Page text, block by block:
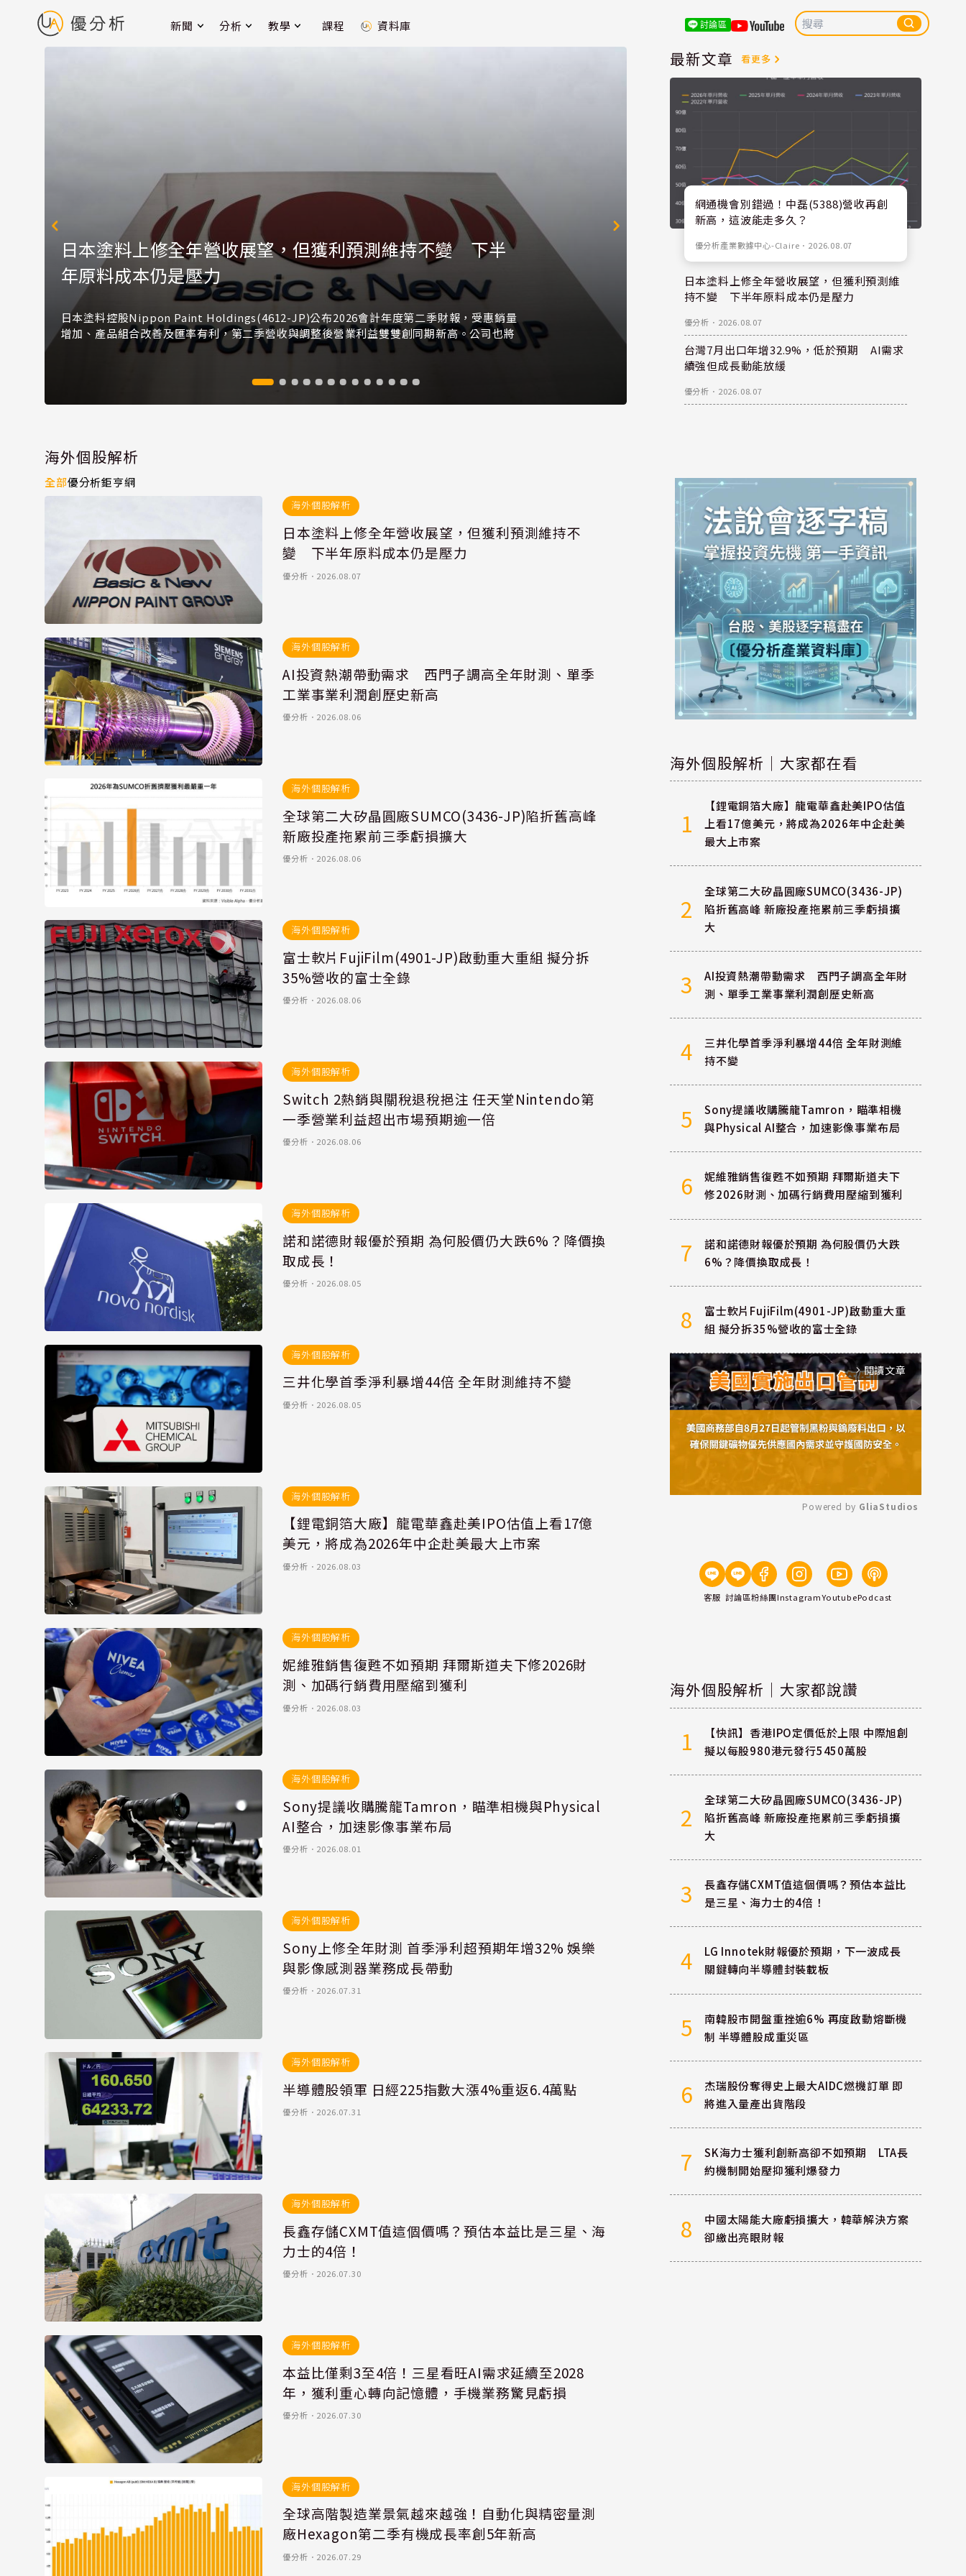
新聞 分析 教學 課程 資料庫 討論區
日本塗料上修全年營收展望，但獲利預測維持不變 下半
年原料成本仍是壓力
日本塗料控股Nippon Paint Holdings(4612-JP)公布2026會計年度第二季財報，受惠銷量
增加、產品組合改善及匯率有利，第二季營收與調整後營業利益雙雙創同期新高。公司也將
最新文章 看更多
網通機會別錯過！中磊(5388)營收再創
新高，這波能走多久？
優分析產業數據中心-Claire ． 2026.08.07
日本塗料上修全年營收展望，但獲利預測維
持不變 下半年原料成本仍是壓力
優分析 ． 2026.08.07
台灣7月出口年增32.9%，低於預期 AI需求
續強但成長動能放緩
優分析 ． 2026.08.07
海外個股解析
全部優分析鉅亨網
海外個股解析
日本塗料上修全年營收展望，但獲利預測維持不
變 下半年原料成本仍是壓力
優分析 ． 2026.08.07
海外個股解析
AI投資熱潮帶動需求 西門子調高全年財測、單季
工業事業利潤創歷史新高
優分析 ． 2026.08.06
海外個股解析
全球第二大矽晶圓廠SUMCO(3436-JP)陷折舊高峰
新廠投產拖累前三季虧損擴大
優分析 ． 2026.08.06
海外個股解析
富士軟片FujiFilm(4901-JP)啟動重大重組 擬分拆
35%營收的富士全錄
優分析 ． 2026.08.06
海外個股解析
Switch 2熱銷與關稅退稅挹注 任天堂Nintendo第
一季營業利益超出市場預期逾一倍
優分析 ． 2026.08.06
海外個股解析
諾和諾德財報優於預期 為何股價仍大跌6%？降價換
取成長！
優分析 ． 2026.08.05
海外個股解析
三井化學首季淨利暴增44倍 全年財測維持不變
優分析 ． 2026.08.05
海外個股解析
【鋰電銅箔大廠】龍電華鑫赴美IPO估值上看17億
美元，將成為2026年中企赴美最大上市案
優分析 ． 2026.08.03
海外個股解析
妮維雅銷售復甦不如預期 拜爾斯道夫下修2026財
測、加碼行銷費用壓縮到獲利
優分析 ． 2026.08.03
海外個股解析
Sony提議收購騰龍Tamron，瞄準相機與Physical
AI整合，加速影像事業布局
優分析 ． 2026.08.01
海外個股解析
Sony上修全年財測 首季淨利超預期年增32% 娛樂
與影像感測器業務成長帶動
優分析 ． 2026.07.31
海外個股解析
半導體股領軍 日經225指數大漲4%重返6.4萬點
優分析 ． 2026.07.31
海外個股解析
長鑫存儲CXMT值這個價嗎？預估本益比是三星、海
力士的4倍！
優分析 ． 2026.07.30
海外個股解析
本益比僅剩3至4倍！三星看旺AI需求延續至2028
年，獲利重心轉向記憶體，手機業務驚見虧損
優分析 ． 2026.07.30
海外個股解析
全球高階製造業景氣越來越強！自動化與精密量測
廠Hexagon第二季有機成長率創5年新高
優分析 ． 2026.07.29
海外個股解析｜大家都在看
1
【鋰電銅箔大廠】龍電華鑫赴美IPO估值
上看17億美元，將成為2026年中企赴美
最大上市案
2
全球第二大矽晶圓廠SUMCO(3436-JP)
陷折舊高峰 新廠投產拖累前三季虧損擴
大
3
AI投資熱潮帶動需求 西門子調高全年財
測、單季工業事業利潤創歷史新高
4
三井化學首季淨利暴增44倍 全年財測維
持不變
5
Sony提議收購騰龍Tamron，瞄準相機
與Physical AI整合，加速影像事業布局
6
妮維雅銷售復甦不如預期 拜爾斯道夫下
修2026財測、加碼行銷費用壓縮到獲利
7
諾和諾德財報優於預期 為何股價仍大跌
6%？降價換取成長！
8
富士軟片FujiFilm(4901-JP)啟動重大重
組 擬分拆35%營收的富士全錄
arrow_forward_ios 閱讀文章
Powered by GliaStudios
客服 討論區粉絲團InstagramYoutubePodcast
海外個股解析｜大家都說讚
1
【快訊】香港IPO定價低於上限 中際旭創
擬以每股980港元發行5450萬股
2
全球第二大矽晶圓廠SUMCO(3436-JP)
陷折舊高峰 新廠投產拖累前三季虧損擴
大
3
長鑫存儲CXMT值這個價嗎？預估本益比
是三星、海力士的4倍！
4
LG Innotek財報優於預期，下一波成長
關鍵轉向半導體封裝載板
5
南韓股市開盤重挫逾6% 再度啟動熔斷機
制 半導體股成重災區
6
杰瑞股份奪得史上最大AIDC燃機訂單 即
將進入量產出貨階段
7
SK海力士獲利創新高卻不如預期 LTA長
約機制開始壓抑獲利爆發力
8
中國太陽能大廠虧損擴大，韓華解決方案
卻繳出亮眼財報